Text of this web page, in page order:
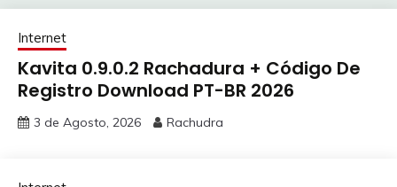
Internet
Kavita 0.9.0.2 Rachadura + Código De
Registro Download PT-BR 2026
3 de Agosto, 2026 Rachudra